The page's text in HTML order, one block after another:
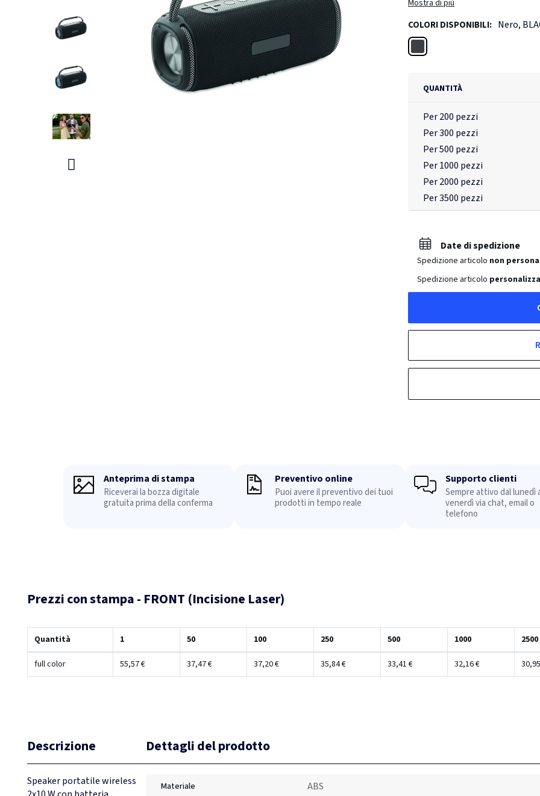
Mostra di più
COLORI DISPONIBILI: Nero,
QUANTITÀ
Per 200 pezzi
Per 300 pezzi
Per 500 pezzi
Per 1000 pezzi
Per 2000 pezzi
Per 3500 pezzi
Date di spedizione
Spedizione articolo non
Spedizione articolo
Anteprima di stampa
Riceverai la bozza digitale
gratuita prima della conferma
Preventivo online
Puoi avere il preventivo dei tuoi
prodotti in tempo reale
Supporto clienti
Sempre attivo dal lunedì
venerdì via chat, email o
telefono
Prezzi con stampa - FRONT (Incisione Laser)
Quantità 1 50 100 250 500 1000 2500
full color 55,57 € 37,47 € 37,20 € 35,84 € 33,41 € 32,16 €
Descrizione
Speaker portatile wireless
Dettagli del prodotto
Materiale ABS